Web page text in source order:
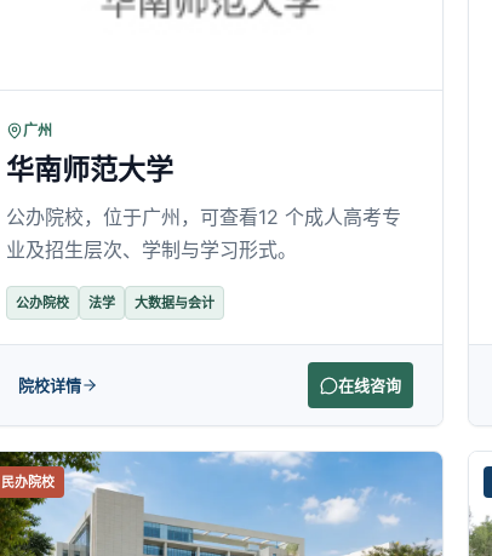
广州
华南师范大学
公办院校，位于广州，可查看12 个成人高考专
业及招生层次、学制与学习形式。
公办院校 法学 大数据与会计
院校详情 在线咨询
民办院校